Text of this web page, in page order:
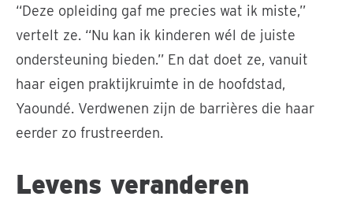
“Deze opleiding gaf me precies wat ik miste,”
vertelt ze. “Nu kan ik kinderen wél de juiste
ondersteuning bieden.” En dat doet ze, vanuit
haar eigen praktijkruimte in de hoofdstad,
Yaoundé. Verdwenen zijn de barrières die haar
eerder zo frustreerden.
Levens veranderen